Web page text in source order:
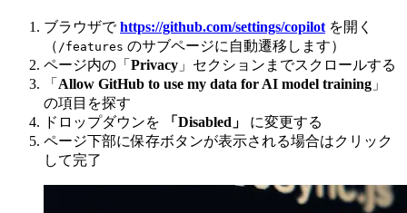
ブラウザでhttps://github.com/settings/copilot を開く
（ /features のサブページに自動遷移します）
ページ内の「 Privacy 」セクションまでスクロールする
「 Allow GitHub to use my data for AI model training 」
の項目を探す
ドロップダウンを
「Disabled」
に変更する
ページ下部に保存ボタンが表示される場合はクリック
して完了